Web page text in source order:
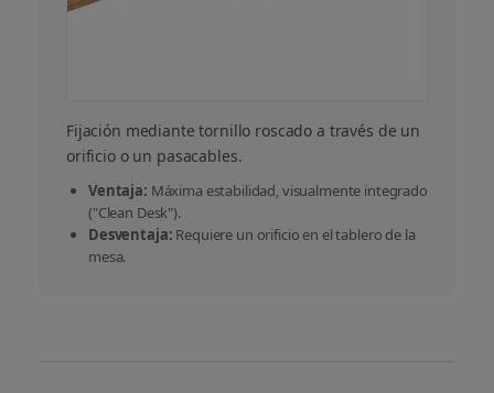
Fijación mediante tornillo roscado a través de un
orificio o un pasacables.
Ventaja: Máxima estabilidad, visualmente integrado
("Clean Desk").
Desventaja: Requiere un orificio en el tablero de la
mesa.